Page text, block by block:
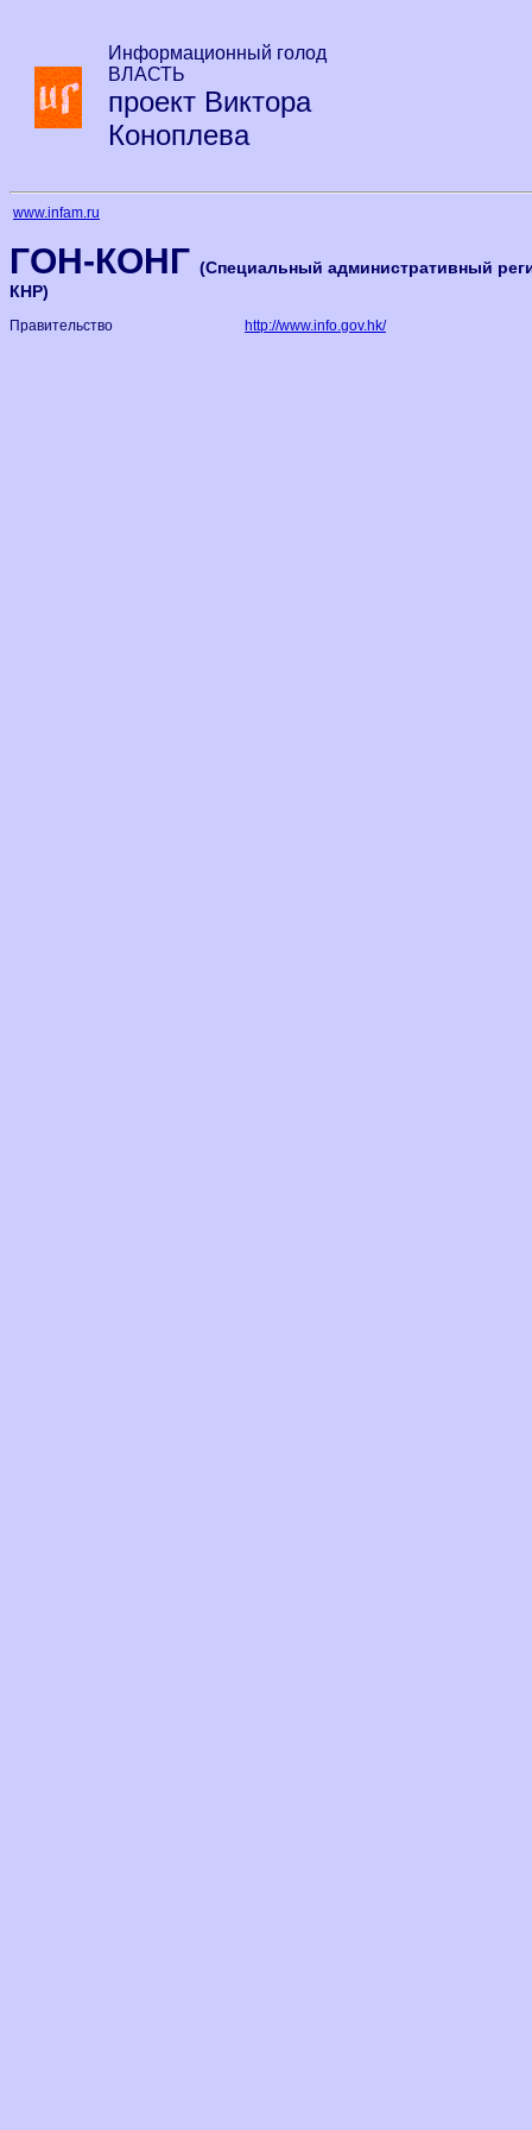
Информационный голод
ВЛАСТЬ
проект Виктора
Коноплева
www.infam.ru
ГОН-КОНГ (Специальный административный
КНР)
Правительство http://www.info.gov.hk/